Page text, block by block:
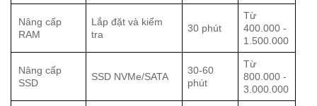
Nâng cấp
RAM
Lắp đặt và kiểm
tra
30 phút
Từ
400.000 -
1.500.000
Nâng cấp
SSD
SSD NVMe/SATA
30-60
phút
Từ
800.000 -
3.000.000